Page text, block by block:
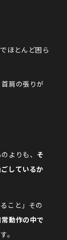
ほとんど困ら
肩の張りが
よりも、 そ
しているか
こと」その
動作の中で
。